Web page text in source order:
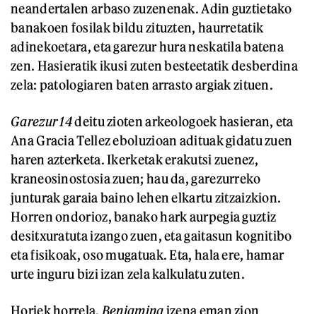
neandertalen arbaso zuzenenak. Adin guztietako
banakoen fosilak bildu zituzten, haurretatik
adinekoetara, eta garezur hura neskatila batena
zen. Hasieratik ikusi zuten besteetatik desberdina
zela: patologiaren baten arrasto argiak zituen.
Garezur 14deitu zioten arkeologoek hasieran, eta
Ana Gracia Tellez eboluzioan adituak gidatu zuen
haren azterketa. Ikerketak erakutsi zuenez,
kraneosinostosia zuen; hau da, garezurreko
junturak garaia baino lehen elkartu zitzaizkion.
Horren ondorioz, banako hark aurpegia guztiz
desitxuratuta izango zuen, eta gaitasun kognitibo
eta fisikoak, oso mugatuak. Eta, hala ere, hamar
urte inguru bizi izan zela kalkulatu zuten.
Horiek horrela, Benjaminaizena eman zion